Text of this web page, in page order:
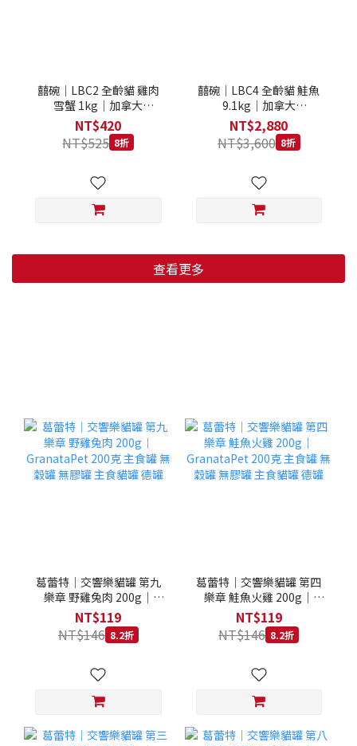
囍碗｜LBC2 全齡貓 雞肉
雪蟹 1kg｜加拿大
Loveabowl 天然無穀糧 1
公斤 成貓 無穀貓飼料
NT$420
NT$525 8折
囍碗｜LBC4 全齡貓 鮭魚
9.1kg｜加拿大
Loveabowl 天然無穀糧
9.1公斤 成貓 無穀貓飼料
NT$2,880
NT$3,600 8折
查看更多
葛蕾特｜交響樂貓罐 第九
樂章 野雞兔肉 200g｜
GranataPet 200克 主食罐
無穀罐 無膠罐 主食貓罐 德
罐
NT$119
NT$146 8.2折
葛蕾特｜交響樂貓罐 第四
樂章 鮭魚火雞 200g｜
GranataPet 200克 主食罐
無穀罐 無膠罐 主食貓罐 德
罐
NT$119
NT$146 8.2折